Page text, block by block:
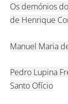
Os demónios
de Henrique
Manuel Maria
Pedro Lupina
Santo Ofício